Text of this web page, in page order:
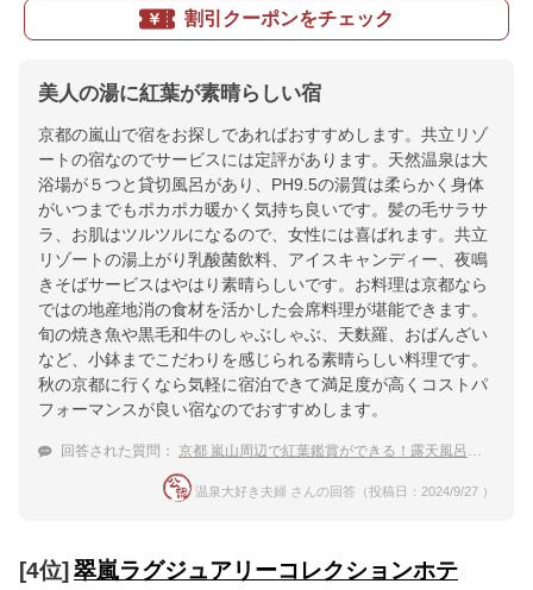
割引クーポンをチェック
美人の湯に紅葉が素晴らしい宿
京都の嵐山で宿をお探しであればおすすめします。共立リゾ
ートの宿なのでサービスには定評があります。天然温泉は大
浴場が５つと貸切風呂があり、PH9.5の湯質は柔らかく身体
がいつまでもポカポカ暖かく気持ち良いです。髪の毛サラサ
ラ、お肌はツルツルになるので、女性には喜ばれます。共立
リゾートの湯上がり乳酸菌飲料、アイスキャンディー、夜鳴
きそばサービスはやはり素晴らしいです。お料理は京都なら
ではの地産地消の食材を活かした会席料理が堪能できます。
旬の焼き魚や黒毛和牛のしゃぶしゃぶ、天麩羅、おばんざい
など、小鉢までこだわりを感じられる素晴らしい料理です。
秋の京都に行くなら気軽に宿泊できて満足度が高くコストパ
フォーマンスが良い宿なのでおすすめします。
回答された質問： 京都 嵐山周辺で紅葉鑑賞ができる！露天風呂がある温泉宿
温泉大好き夫婦 さんの回答（投稿日：2024/9/27 ）
[4位]翠嵐ラグジュアリーコレクションホテ